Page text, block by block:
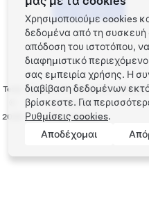
Tesla
2026
Προστασία απορρήτου
και Νομικές
υποχρεώσεις
Χρησιμοποιούμε cookies
δεδομένα από τη συσκευή
απόδοση του ιστοτόπου,
διαφημιστικό
σας εμπειρία χρήσης. Η
διαβίβαση δεδομένων
βρίσκεστε. Για
Ρυθμίσεις cookies.
Αποδέχομαι